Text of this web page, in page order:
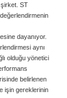
şirket. ST
dayanıyor.
aynı
olduğu yönetici
belirlenen
işin gereklerinin